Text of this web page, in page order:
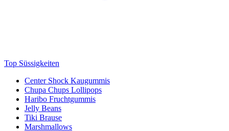
Top Süssigkeiten
Center Shock Kaugummis
Chupa Chups Lollipops
Haribo Fruchtgummis
Jelly Beans
Tiki Brause
Marshmallows